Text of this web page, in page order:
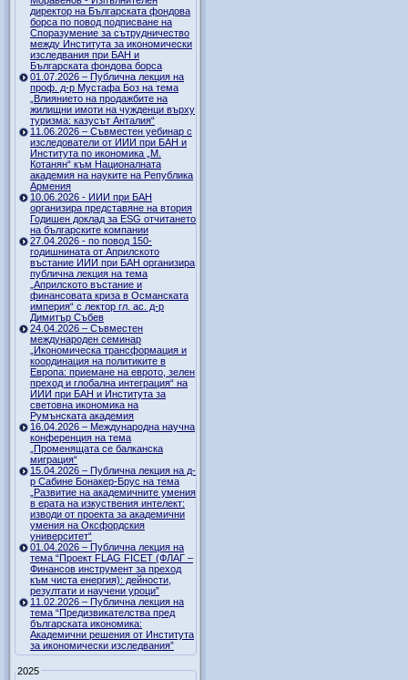
директор на Българската фондова
борса по повод подписване на
Споразумение за сътрудничество
между Института за икономически
изследвания при БАН и
Българската фондова борса
01.07.2026 – Публична лекция на
проф. д-р Мустафа Боз на тема
„Влиянието на продажбите на
жилищни имоти на чужденци върху
туризма: казусът Анталия“
11.06.2026 – Съвместен уебинар с
изследователи от ИИИ при БАН и
Института по икономика „М.
Котанян“ към Националната
академия на науките на Република
Армения
10.06.2026 - ИИИ при БАН
организира представяне на втория
Годишен доклад за ESG отчитането
на българските компании
27.04.2026 - по повод 150-
годишнината от Априлското
въстание ИИИ при БАН организира
публична лекция на тема
„Априлското въстание и
финансовата криза в Османската
империя“ с лектор гл. ас. д-р
Димитър Събев
24.04.2026 – Съвместен
международен семинар
„Икономическа трансформация и
координация на политиките в
Европа: приемане на еврото, зелен
преход и глобална интеграция“ на
ИИИ при БАН и Института за
световна икономика на
Румънската академия
16.04.2026 – Международна научна
конференция на тема
„Променящата се балканска
миграция“
15.04.2026 – Публична лекция на д-
р Сабине Бонакер-Брус на тема
„Развитие на академичните умения
в ерата на изкуствения интелект:
изводи от проекта за академични
умения на Оксфордския
университет“
01.04.2026 – Публична лекция на
тема “Проект FLAG FICET (ФЛАГ –
Финансов инструмент за преход
към чиста енергия): дейности,
резултати и научени уроци”
11.02.2026 – Публична лекция на
тема “Предизвикателства пред
българската икономика:
Академични решения от Института
за икономически изследвания”
2025